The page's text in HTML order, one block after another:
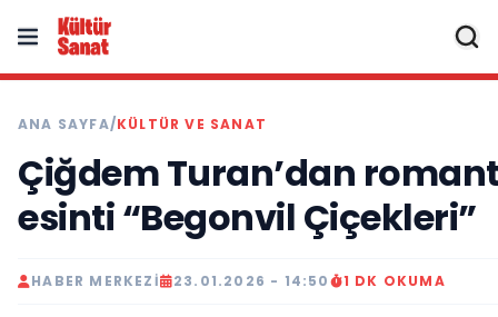
ANA SAYFA/KÜLTÜR VE SANAT
Çiğdem Turan’dan
esinti “Begonvil Çiçekleri”
HABER MERKEZI 23.01.2026 - 14:50 1 DK OKUMA